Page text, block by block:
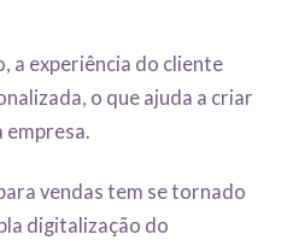
a experiência do cliente
o que ajuda a criar
empresa.
vendas tem se tornado
digitalização do